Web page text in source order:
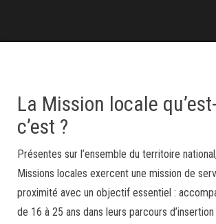
La Mission locale
c’est ?
Présentes sur l’ensemble du territoire
Missions locales exercent une mission de
proximité avec un objectif essentiel :
de 16 à 25 ans dans leurs parcours